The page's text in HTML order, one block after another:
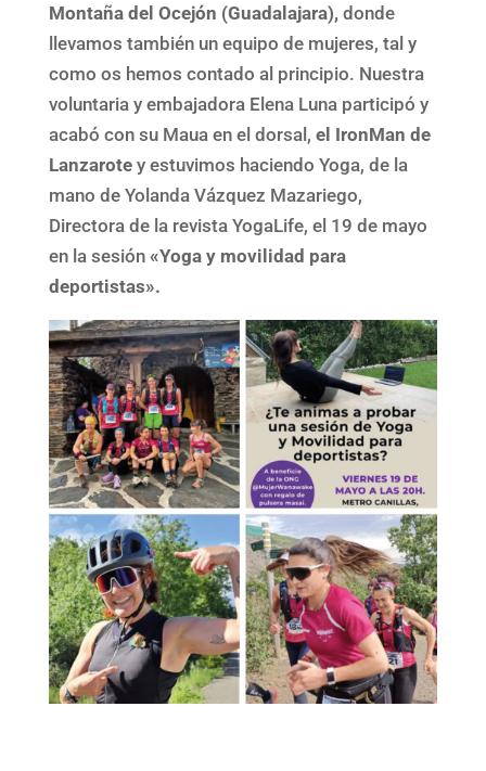
Montaña del Ocejón (Guadalajara),donde
llevamos también un equipo de mujeres, tal y
como os hemos contado al principio. Nuestra
voluntaria y embajadora Elena Luna participó y
acabó con su Maua en el dorsal, el IronMan de
Lanzarote y estuvimos haciendo Yoga, de la
mano de Yolanda Vázquez Mazariego,
Directora de la revista YogaLife, el 19 de mayo
en la sesión «Yoga y movilidad para
deportistas».